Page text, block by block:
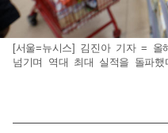
[서울=뉴시스] 김진아 기자 =
넘기며 역대 최대 실적을 돌파했